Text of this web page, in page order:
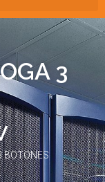
3
BOTONES